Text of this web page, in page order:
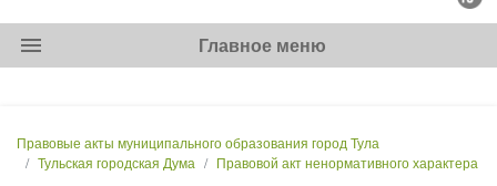
menu Главное меню
Правовые акты муниципального образования город Тула
Тульская городская Дума
Правовой акт ненормативного характера